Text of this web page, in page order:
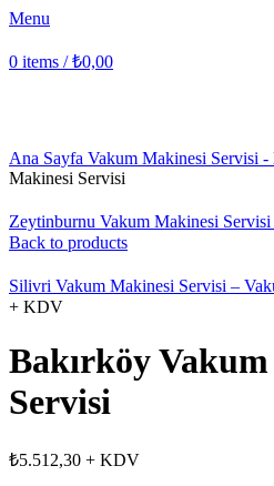
Menu
0 items / ₺0,00
Ana Sayfa Vakum Makinesi Servisi -
Makinesi Servisi
Zeytinburnu Vakum Makinesi Servisi
Back to products
Silivri Vakum Makinesi Servisi –
+ KDV
Bakırköy
Servisi
₺5.512,30 + KDV